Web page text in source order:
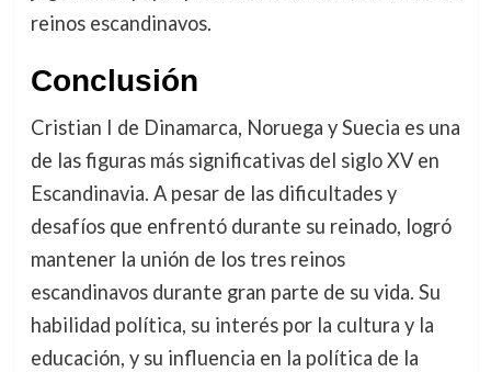
reinos escandinavos.
Conclusión
Cristian I de Dinamarca, Noruega y Suecia es una
de las figuras más significativas del siglo XV en
Escandinavia. A pesar de las dificultades y
desafíos que enfrentó durante su reinado, logró
mantener la unión de los tres reinos
escandinavos durante gran parte de su vida. Su
habilidad política, su interés por la cultura y la
educación, y su influencia en la política de la